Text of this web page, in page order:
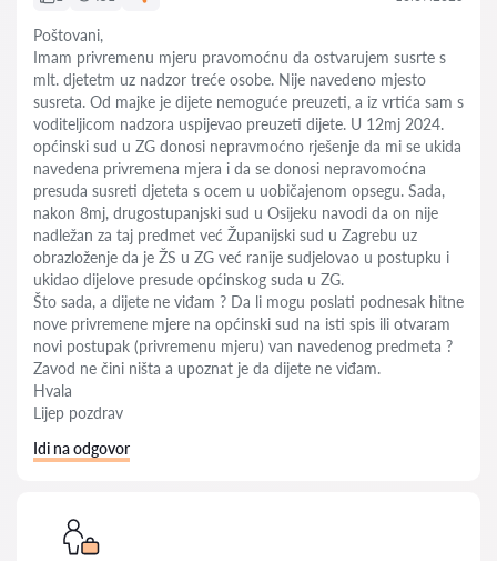
Poštovani,
Imam privremenu mjeru pravomoćnu da ostvarujem susrte s
mlt. djetetm uz nadzor treće osobe. Nije navedeno mjesto
susreta. Od majke je dijete nemoguće preuzeti, a iz vrtića sam s
voditeljicom nadzora uspijevao preuzeti dijete. U 12mj 2024.
općinski sud u ZG donosi nepravmoćno rješenje da mi se ukida
navedena privremena mjera i da se donosi nepravomoćna
presuda susreti djeteta s ocem u uobičajenom opsegu. Sada,
nakon 8mj, drugostupanjski sud u Osijeku navodi da on nije
nadležan za taj predmet već Županijski sud u Zagrebu uz
obrazloženje da je ŽS u ZG već ranije sudjelovao u postupku i
ukidao dijelove presude općinskog suda u ZG.
Što sada, a dijete ne viđam ? Da li mogu poslati podnesak hitne
nove privremene mjere na općinski sud na isti spis ili otvaram
novi postupak (privremenu mjeru) van navedenog predmeta ?
Zavod ne čini ništa a upoznat je da dijete ne viđam.
Hvala
Lijep pozdrav
Idi na odgovor